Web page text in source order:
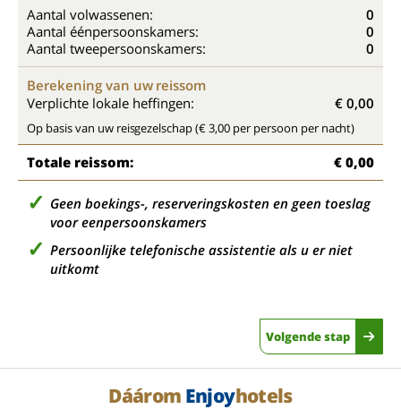
Aantal volwassenen:
0
Aantal éénpersoonskamers:
0
Aantal tweepersoonskamers:
0
Berekening van uw reissom
Verplichte lokale heffingen:
€ 0,00
Op basis van uw reisgezelschap (€ 3,00 per persoon per nacht)
Totale reissom: € 0,00
Geen boekings-, reserveringskosten en geen toeslag
voor eenpersoonskamers
Persoonlijke telefonische assistentie als u er niet
uitkomt
Volgende stap
Dáárom Enjoyhotels